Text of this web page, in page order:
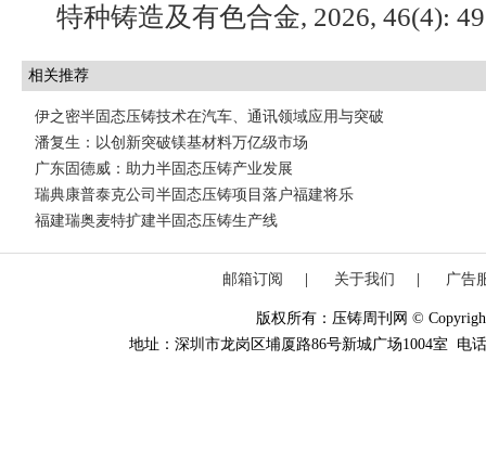
特种铸造及有色合金, 2026, 46(4):
相关推荐
伊之密半固态压铸技术在汽车、通讯领域应用与突破
潘复生：以创新突破镁基材料万亿级市场
广东固德威：助力半固态压铸产业发展
瑞典康普泰克公司半固态压铸项目落户福建将乐
福建瑞奥麦特扩建半固态压铸生产线
邮箱订阅 关于我们 广告
版权所有：压铸周刊网 ©
地址：深圳市龙岗区埔厦路86号新城广场1004室 电